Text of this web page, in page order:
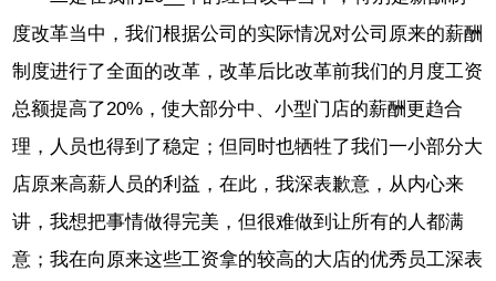
度改革当中，我们根据公司的实际情况对公司原来的薪酬
制度进行了全面的改革，改革后比改革前我们的月度工资
总额提高了20%，使大部分中、小型门店的薪酬更趋合
理，人员也得到了稳定；但同时也牺牲了我们一小部分大
店原来高薪人员的利益，在此，我深表歉意，从内心来
讲，我想把事情做得完美，但很难做到让所有的人都满
意；我在向原来这些工资拿的较高的大店的优秀员工深表